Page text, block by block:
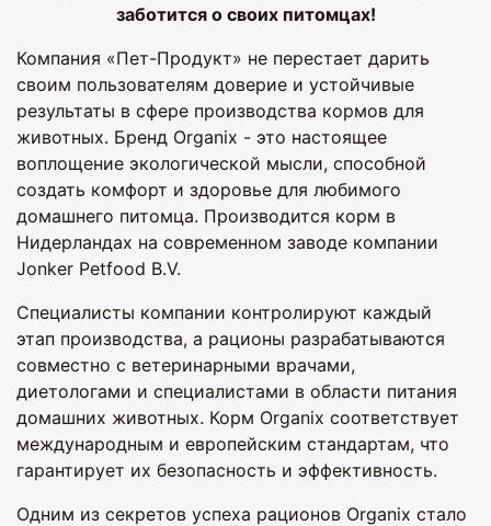
заботится о своих питомцах!
Компания «Пет-Продукт» не перестает дарить
своим пользователям доверие и устойчивые
результаты в сфере производства кормов для
животных. Бренд Organix - это настоящее
воплощение экологической мысли, способной
создать комфорт и здоровье для любимого
домашнего питомца. Производится корм в
Нидерландах на современном заводе компании
Jonker Petfood B.V.
Специалисты компании контролируют каждый
этап производства, а рационы разрабатываются
совместно с ветеринарными врачами,
диетологами и специалистами в области питания
домашних животных. Корм Organix соответствует
международным и европейским стандартам, что
гарантирует их безопасность и эффективность.
Одним из секретов успеха рационов Organix стало